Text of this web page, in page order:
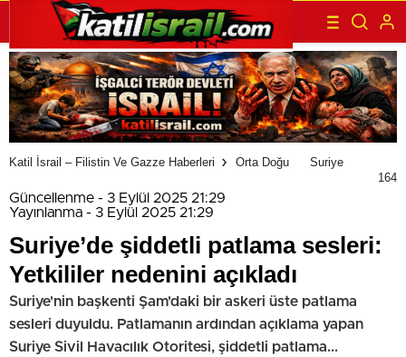
Katil İsrail – Filistin Ve Gazze Haberleri Orta Doğu
Suriye
164
Güncellenme - 3 Eylül 2025 21:29
Yayınlanma - 3 Eylül 2025 21:29
Suriye’de şiddetli patlama sesleri:
Yetkililer nedenini açıkladı
Suriye'nin başkenti Şam'daki bir askeri üste patlama
sesleri duyuldu. Patlamanın ardından açıklama yapan
Suriye Sivil Havacılık Otoritesi, şiddetli patlama...